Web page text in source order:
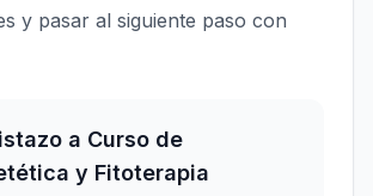
y pasar al siguiente paso con
a Curso de
y Fitoterapia